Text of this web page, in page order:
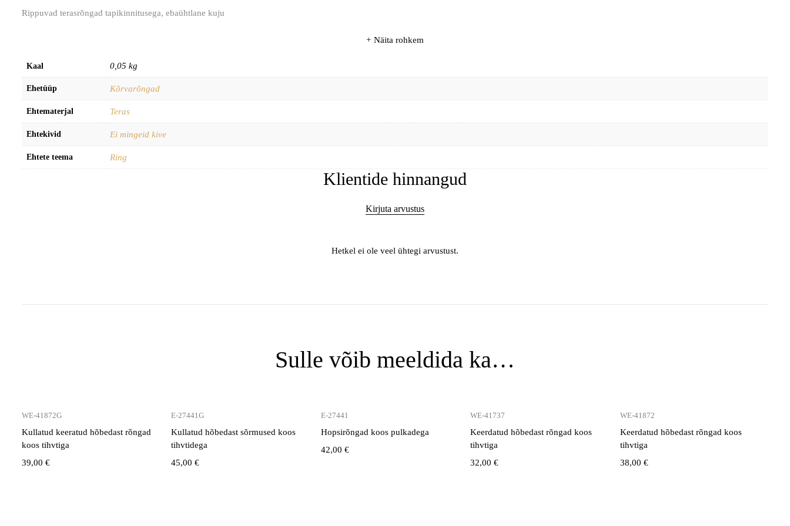
Rippuvad terasrõngad tapikinnitusega, ebaühtlane kuju
Näita rohkem
Kaal 0,05 kg
Ehetüüp Kõrvarõngad
Ehtematerjal Teras
Ehtekivid Ei mingeid kive
Ehtete teema Ring
Klientide hinnangud
Kirjuta arvustus
Hetkel ei ole veel ühtegi arvustust.
Sulle võib meeldida ka…
WE-41872G
Kullatud keeratud hõbedast rõngad
koos tihvtiga
39,00 €
E-27441G
Kullatud hõbedast sõrmused koos
tihvtidega
45,00€
E-27441
Hopsirõngad koos pulkadega
42,00 €
WE-41737
Keerdatud hõbedast rõngad koos
tihvtiga
32,00€
WE-41872
Keerdatud hõbedast rõngad koos
tihvtiga
38,00 €